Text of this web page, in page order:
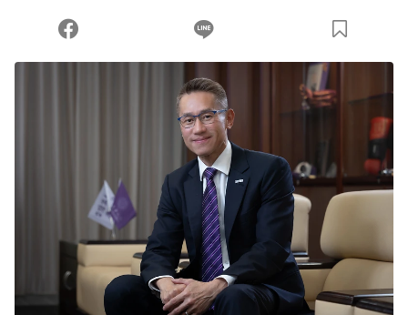
您當前剩餘 U 利點數：0點；前往 購買點數